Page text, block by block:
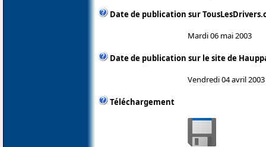
Date de publication sur
Mardi 06 mai 2003
Date de publication sur le site de
Vendredi 04 avril 2003
Téléchargement